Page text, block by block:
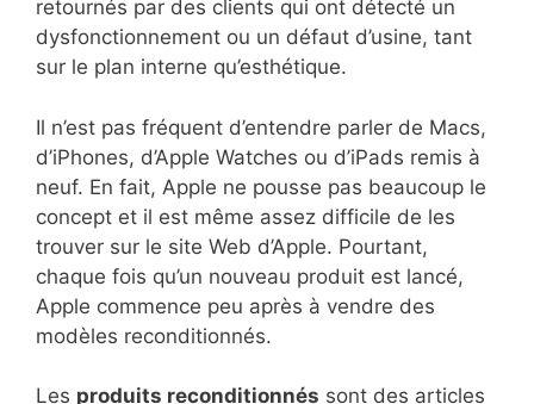
retournés par des clients qui ont détecté un
dysfonctionnement ou un défaut d’usine, tant
sur le plan interne qu’esthétique.
Il n’est pas fréquent d’entendre parler de Macs,
d’iPhones, d’Apple Watches ou d’iPads remis à
neuf. En fait, Apple ne pousse pas beaucoup le
concept et il est même assez difficile de les
trouver sur le site Web d’Apple. Pourtant,
chaque fois qu’un nouveau produit est lancé,
Apple commence peu après à vendre des
modèles reconditionnés.
Les produits reconditionnés sont des articles